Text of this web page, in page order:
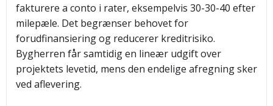
fakturere a conto i rater, eksempelvis 30-30-40 efter
milepæle. Det begrænser behovet for
forudfinansiering og reducerer kreditrisiko.
Bygherren får samtidig en lineær udgift over
projektets levetid, mens den endelige afregning sker
ved aflevering.